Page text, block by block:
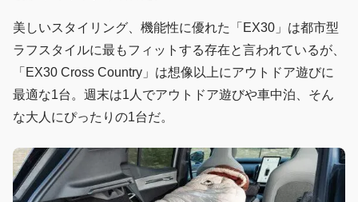
美しいスタイリング、機能性に優れた「EX30」は都市型
ラフスタイルに最もフィットする存在と言われているが、
「EX30 Cross Country」は想像以上にアウトドア遊びに
最適な1台。週末は1人でアウトドア遊びや車中泊、そん
な大人にぴったりの1台だ。